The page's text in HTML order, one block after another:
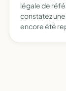
légale de
constatez une
encore été